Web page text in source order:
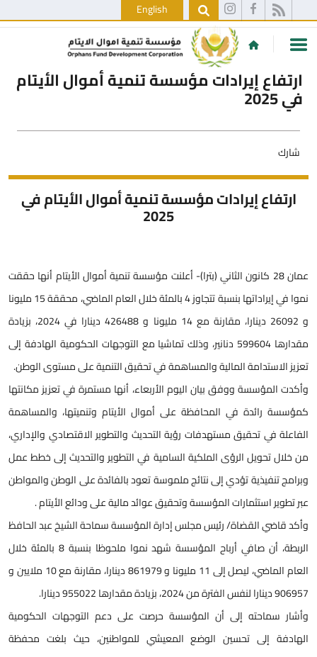
English
ارتفاع إيرادات مؤسسة تنمية أموال الأيتام
في 2025
شارك
ارتفاع إيرادات مؤسسة تنمية أموال الأيتام في
2025
عمان 28 كانون الثاني (بترا)- أعلنت مؤسسة تنمية أموال الأيتام أنها حققت
نموا في إيراداتها بنسبة تتجاوز 4 بالمئة خلال العام الماضي، محققة 15 مليونا
و 26092 دينارا، مقارنة مع 14 مليونا و 426488 دينارا في 2024، بزيادة
مقدارها 599604 دنانير، وذلك تماشيا مع التوجهات الحكومية الهادفة إلى
تعزيز الاستدامة المالية والمساهمة في تحقيق التنمية على مستوى الوطن.
وأكدت المؤسسة ووفق بيان اليوم الأربعاء، أنها مستمرة في تعزيز مكانتها
كمؤسسة رائدة في المحافظة على أموال الأيتام وتنميتها، والمساهمة
الفاعلة في تحقيق مستهدفات رؤية التحديث والتطوير الاقتصادي والإداري،
من خلال تحويل الرؤى الملكية السامية في التطوير والتحديث إلى خطط عمل
وبرامج تنفيذية تؤدي إلى نتائج ملموسة تعود بالفائدة على الوطن والمواطن
عبر تطوير استثمارات المؤسسة وتحقيق عوائد مالية على ودائع الأيتام .
وأكد قاضي القضاة/ رئيس مجلس إدارة المؤسسة سماحة الشيخ عبد الحافظ
الربطة، أن صافي أرباح المؤسسة شهد نموا ملحوظا بنسبة 8 بالمئة خلال
العام الماضي، ليصل إلى 11 مليونا و 861979 دينارا، مقارنة مع 10 ملايين و
906957 دينارا لنفس الفترة من 2024، بزيادة مقدارها 955022 دينارا.
وأشار سماحته إلى أن المؤسسة حرصت على دعم التوجهات الحكومية
الهادفة إلى تحسين الوضع المعيشي للمواطنين، حيث بلغت محفظة